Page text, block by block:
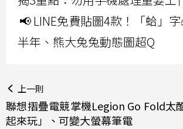
📢 LINE免費貼圖4款！「蛤」
半年、熊大兔兔動態圖超Q
上一則
聯想摺疊電競掌機Legion Go Fold太
起來玩」、可變大螢幕筆電